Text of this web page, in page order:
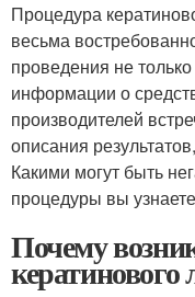
Процедура
весьма
проведения не
информации о
производителей
описания
Какими могут быть
процедуры вы
Почему
кератинового